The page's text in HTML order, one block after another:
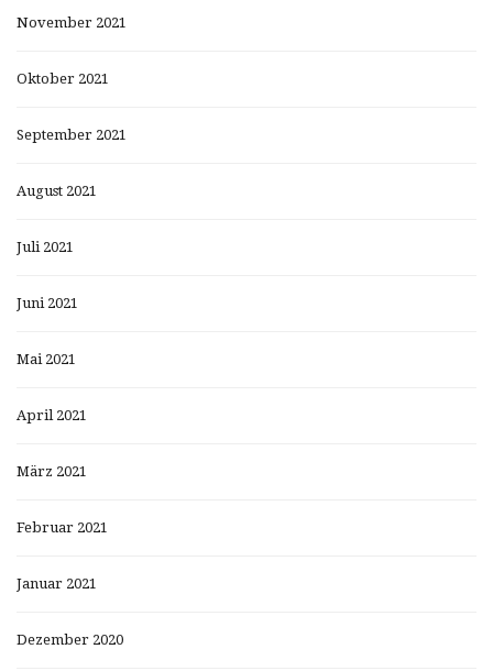
November 2021
Oktober 2021
September 2021
August 2021
Juli 2021
Juni 2021
Mai 2021
April 2021
März 2021
Februar 2021
Januar 2021
Dezember 2020